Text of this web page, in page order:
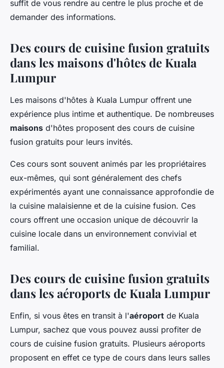
suffit de vous rendre au centre le plus proche et de
demander des informations.
Des cours de cuisine fusion gratuits
dans les maisons d'hôtes de Kuala
Lumpur
Les maisons d'hôtes à Kuala Lumpur offrent une
expérience plus intime et authentique. De nombreuses
maisons d'hôtes proposent des cours de cuisine
fusion gratuits pour leurs invités.
Ces cours sont souvent animés par les propriétaires
eux-mêmes, qui sont généralement des chefs
expérimentés ayant une connaissance approfondie de
la cuisine malaisienne et de la cuisine fusion. Ces
cours offrent une occasion unique de découvrir la
cuisine locale dans un environnement convivial et
familial.
Des cours de cuisine fusion gratuits
dans les aéroports de Kuala Lumpur
Enfin, si vous êtes en transit à l'aéroport de Kuala
Lumpur, sachez que vous pouvez aussi profiter de
cours de cuisine fusion gratuits. Plusieurs aéroports
proposent en effet ce type de cours dans leurs salles